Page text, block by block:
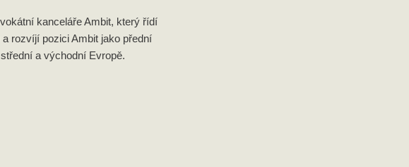
kanceláře Ambit, který řídí
rozvíjí pozici Ambit jako přední
a východní Evropě.